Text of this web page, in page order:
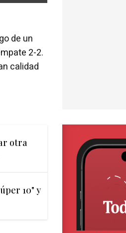
de un
2-2.
calidad
otra
10" y